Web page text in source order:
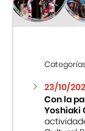
23/10/
Con la
Yoshiaki